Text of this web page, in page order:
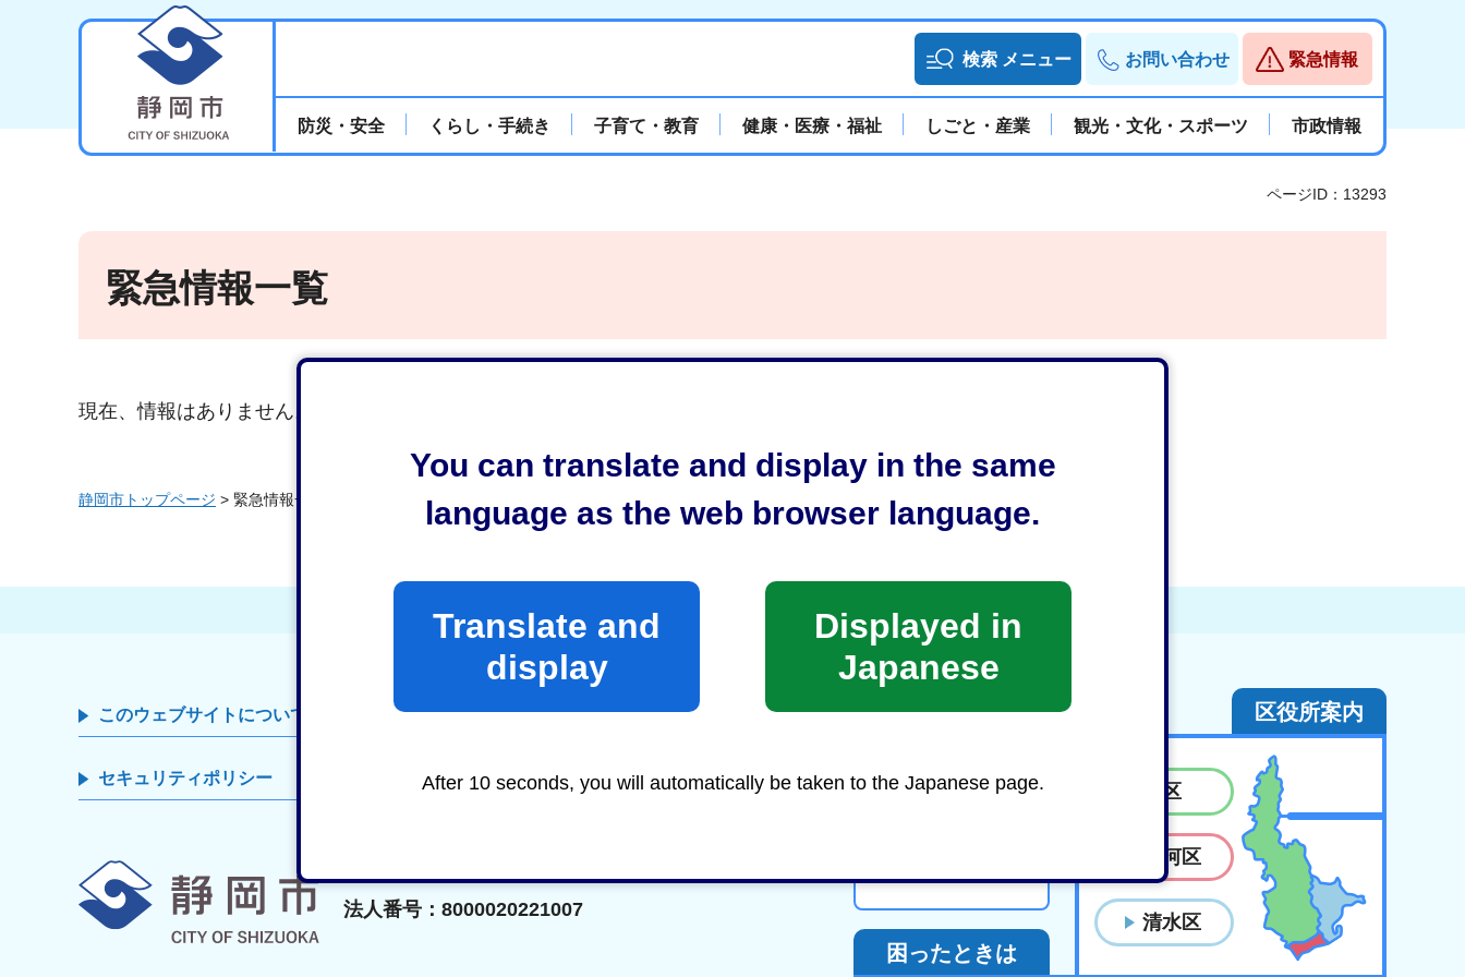
You can translate and display in the same
language as the web browser language.
Translate and
display
Displayed in
Japanese
After 10 seconds, you will automatically be taken to the Japanese page.
検索 メニュー お問い合わせ 緊急情報
防災・安全 くらし・手続き 子育て・教育 健康・医療・福祉 しごと・産業 観光・文化・スポーツ 市政情報
ページID：13293
緊急情報一覧
現在、情報はありません。
静岡市トップページ > 緊急情報一覧
ページの先頭へ戻る
このウェブサイトについて 著作権・リンク ウェブアクセシビリティ方針
セキュリティポリシー サイトマップ
静岡市
法人番号：8000020221007
組織・連絡先
区役所案内
葵区
駿河区
清水区
困ったときは